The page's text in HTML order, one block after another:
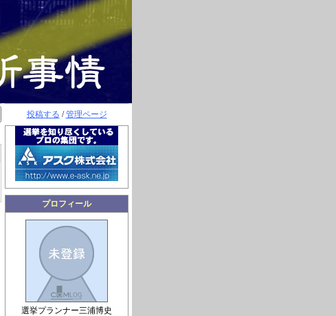
投稿する /管理ページ
プロフィール
選挙プランナー三浦博史